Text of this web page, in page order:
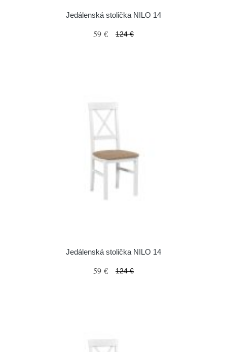
Jedálenská stolička NILO 14
59 € 124 €
Jedálenská stolička NILO 14
59 € 124 €